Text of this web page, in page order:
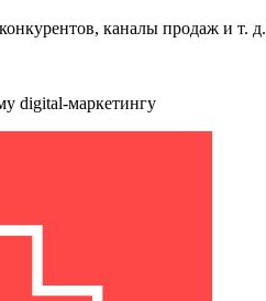
каналы продаж и т. д.
digital-маркетингу